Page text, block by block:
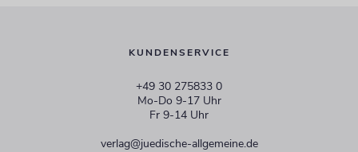
KUNDENSERVICE
+49 30 275833 0
Mo-Do 9-17 Uhr
Fr 9-14 Uhr
verlag@juedische-allgemeine.de